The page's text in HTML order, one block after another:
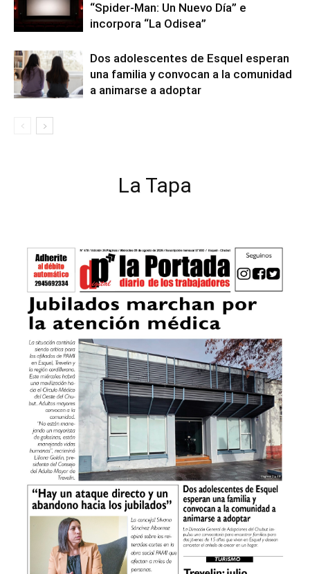
“Spider-Man: Un Nuevo Día” e
incorpora “La Odisea”
Dos adolescentes de Esquel esperan
una familia y convocan a la comunidad
a animarse a adoptar
La Tapa